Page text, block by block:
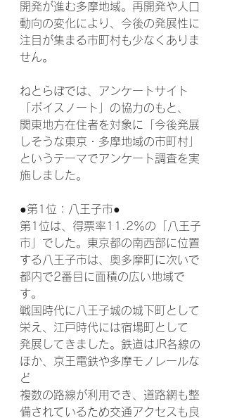
開発が進む多摩地域。再開発や人口
動向の変化により、今後の発展性に
注目が集まる市町村も少なくありま
せん。
ねとらぼでは、アンケートサイト
「ボイスノート」の協力のもと、
関東地方在住者を対象に「今後発展
しそうな東京・多摩地域の市町村」
というテーマでアンケート調査を実
施しました。
●第1位：八王子市●
第1位は、得票率11.2％の「八王子
市」でした。東京都の南西部に位置
する八王子市は、奥多摩町に次いで
都内で2番目に面積の広い地域で
す。
戦国時代に八王子城の城下町として
栄え、江戸時代には宿場町として
発展してきました。鉄道はJR各線の
ほか、京王電鉄や多摩モノレールな
ど
複数の路線が利用でき、道路網も整
備されているため交通アクセスも良